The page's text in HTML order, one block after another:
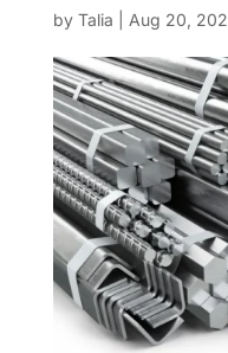
by Talia Aug 20,